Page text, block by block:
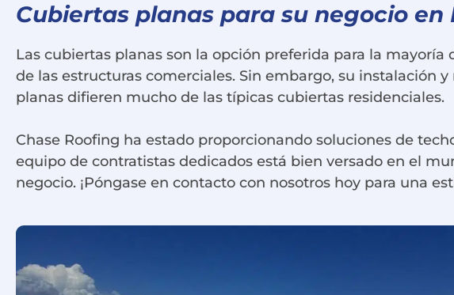
Cubiertas planas para su negocio en
Las cubiertas planas son la opción preferida para la
de las estructuras comerciales. Sin embargo, su instalación
planas difieren mucho de las típicas cubiertas residenciales.
Chase Roofing ha estado proporcionando soluciones de
equipo de contratistas dedicados está bien versado en el
negocio. ¡Póngase en contacto con nosotros hoy para una